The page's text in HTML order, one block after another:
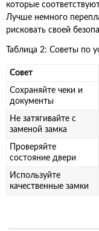
которые
Лучше немного
рисковать своей
Таблица 2: Советы по
Совет
Сохраняйте чеки и
документы
Не затягивайте с
заменой замка
Проверяйте
состояние двери
Используйте
качественные замки